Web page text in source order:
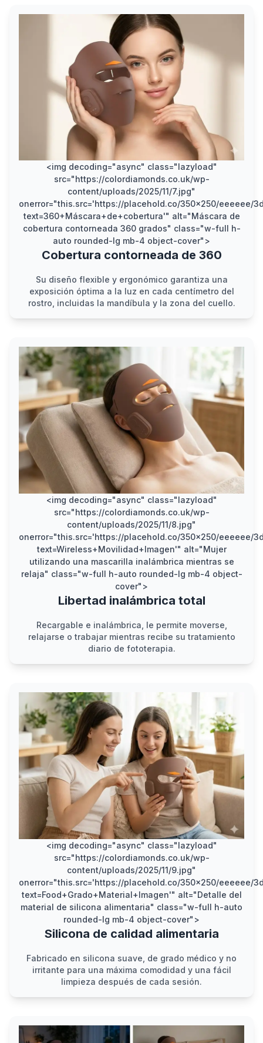
<img decoding="async" class="lazyload"
src="https://colordiamonds.co.uk/wp-
content/uploads/2025/11/7.jpg"
onerror="this.src='https://placehold.co/350x250/eeeeee/
text=360+Máscara+de+cobertura'" alt="Máscara de
cobertura contorneada 360 grados" class="w-full h-
auto rounded-lg mb-4 object-cover">
Cobertura contorneada de 360
Su diseño flexible y ergonómico garantiza una
exposición óptima a la luz en cada centímetro del
rostro, incluidas la mandíbula y la zona del cuello.
<img decoding="async" class="lazyload"
src="https://colordiamonds.co.uk/wp-
content/uploads/2025/11/8.jpg"
onerror="this.src='https://placehold.co/350x250/eeeeee/
text=Wireless+Movilidad+Imagen'" alt="Mujer
utilizando una mascarilla inalámbrica mientras se
relaja" class="w-full h-auto rounded-lg mb-4 object-
cover">
Libertad inalámbrica total
Recargable e inalámbrica, le permite moverse,
relajarse o trabajar mientras recibe su tratamiento
diario de fototerapia.
<img decoding="async" class="lazyload"
src="https://colordiamonds.co.uk/wp-
content/uploads/2025/11/9.jpg"
onerror="this.src='https://placehold.co/350x250/eeeeee/
text=Food+Grado+Material+Imagen'" alt="Detalle del
material de silicona alimentaria" class="w-full h-auto
rounded-lg mb-4 object-cover">
Silicona de calidad alimentaria
Fabricado en silicona suave, de grado médico y no
irritante para una máxima comodidad y una fácil
limpieza después de cada sesión.